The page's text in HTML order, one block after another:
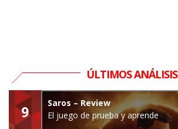
ÚLTIMOS ANÁLISIS
9
Saros – Review
El juego de prueba y aprende